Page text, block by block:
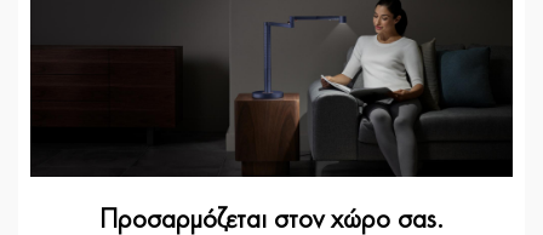
Προσαρμόζεται στον χώρο σας.